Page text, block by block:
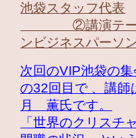
池袋スタッフ代表
②講演テーマ
ンビジネスパーソ
次回のVIP池袋の集
の32回目で 、講師
月 薫氏です。
「世界のクリスチ